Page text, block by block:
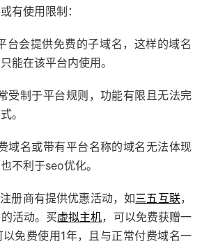
有使用限制：
台会提供免费的子域名，这样的域名
能在该平台内使用。
受制于平台规则，功能有限且无法完
。
域名或带有平台名称的域名无法体现
不利于seo优化。
册商有提供优惠活动，如三五互联，
活动。买虚拟主机，可以免费获赠一
免费使用1年，且与正常付费域名一